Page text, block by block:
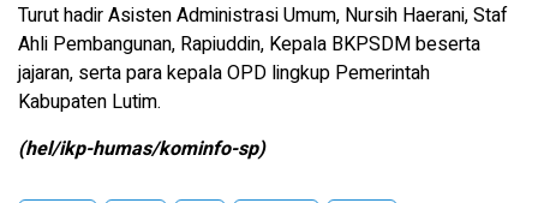
Turut hadir Asisten Administrasi Umum, Nursih Haerani, Staf
Ahli Pembangunan, Rapiuddin, Kepala BKPSDM beserta
jajaran, serta para kepala OPD lingkup Pemerintah
Kabupaten Lutim.
(hel/ikp-humas/kominfo-sp)